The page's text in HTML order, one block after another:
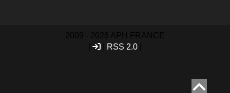
2009 - 2026 APH FRANCE
RSS 2.0